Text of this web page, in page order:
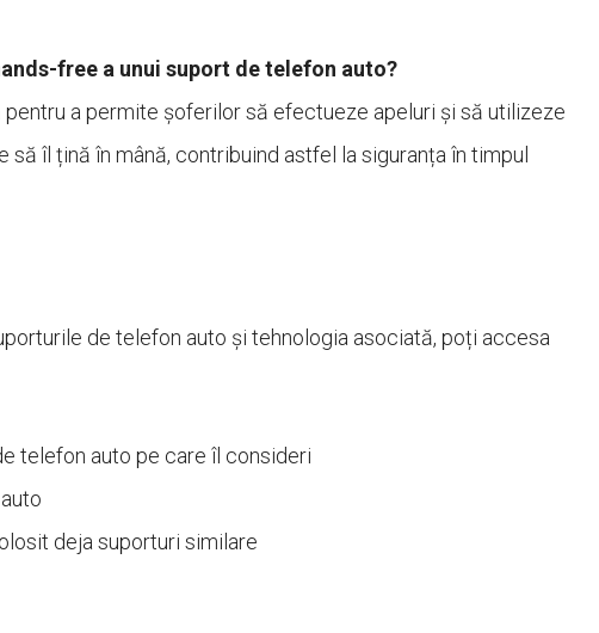
free a unui suport de telefon auto?
a permite șoferilor să efectueze apeluri și să utilizeze
îl țină în mână, contribuind astfel la siguranța în timpul
de telefon auto și tehnologia asociată, poți accesa
telefon auto pe care îl consideri
deja suporturi similare